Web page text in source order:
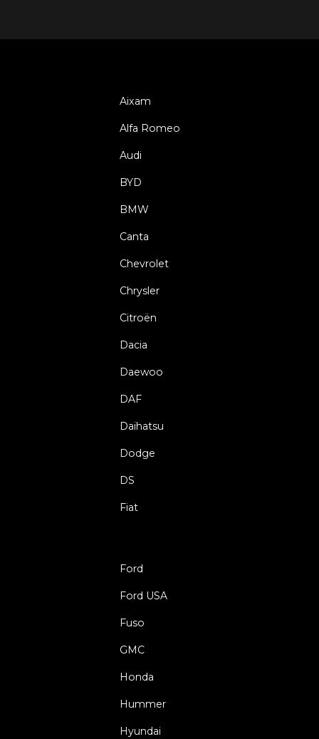
Aixam
Alfa Romeo
Audi
BYD
BMW
Canta
Chevrolet
Chrysler
Citroën
Dacia
Daewoo
DAF
Daihatsu
Dodge
DS
Fiat
Ford
Ford USA
Fuso
GMC
Honda
Hummer
Hyundai